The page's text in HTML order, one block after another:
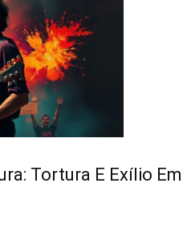
Tortura E Exílio Em